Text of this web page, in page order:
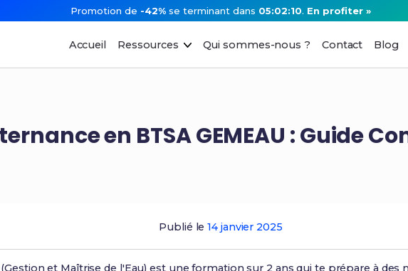
Promotion de -42%se terminant dans 05:02:09.En profiter »
Accueil Ressources Qui sommes-nous ? Contact Blog
en BTSA GEMEAU : Guide
Publié le14 janvier 2025
(Gestion et Maîtrise de l'Eau) est une formation sur 2 ans qui te prépare à des